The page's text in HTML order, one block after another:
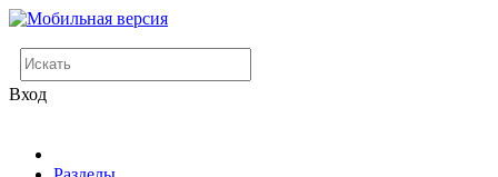
Вход